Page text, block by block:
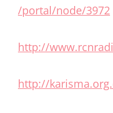
/portal/node/3972
http://
http://